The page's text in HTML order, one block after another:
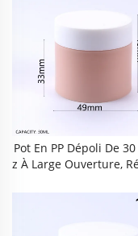
Réutilisable Pour
Le Visage, Gommage
Masque Capillaire,
Gileux, Baume
E Quotidien À La
Oyage, Au Salon De
Pot En PP Dépoli De
Z À Large Ouverture,
Ouche Avec Couvercle
À L'air, Sans BPA Et